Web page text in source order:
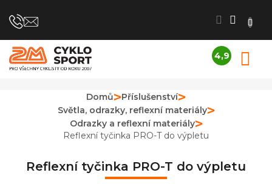
na
4,9
4,9
5
hvězdiček.
Domů
Příslušenství
Světla, odrazky, reflexní materiály
Odrazky a reflexní materiály
Reflexní tyčinka PRO-T do výpletu
Reflexní tyčinka PRO-T do výpletu